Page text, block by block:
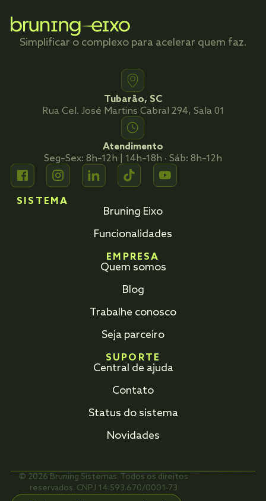
Simplificar o complexo para acelerar quem faz.
Tubarão, SC
Rua Cel. José Martins Cabral 294, Sala 01
Atendimento
Seg–Sex: 8h–12h | 14h–18h · Sáb: 8h–12h
SISTEMA
Bruning Eixo
Funcionalidades
EMPRESA
Quem somos
Blog
Trabalhe conosco
Seja parceiro
SUPORTE
Central de ajuda
Contato
Status do sistema
Novidades
© 2026 Bruning Sistemas. Todos os direitos
reservados. CNPJ 14.593.670/0001-73